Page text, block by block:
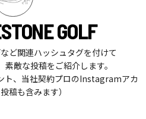
GOLF
ど関連ハッシュタグを付けて
敵な投稿をご紹介します。
ト、当社契約プロのInstagramアカ
稿も含みます）